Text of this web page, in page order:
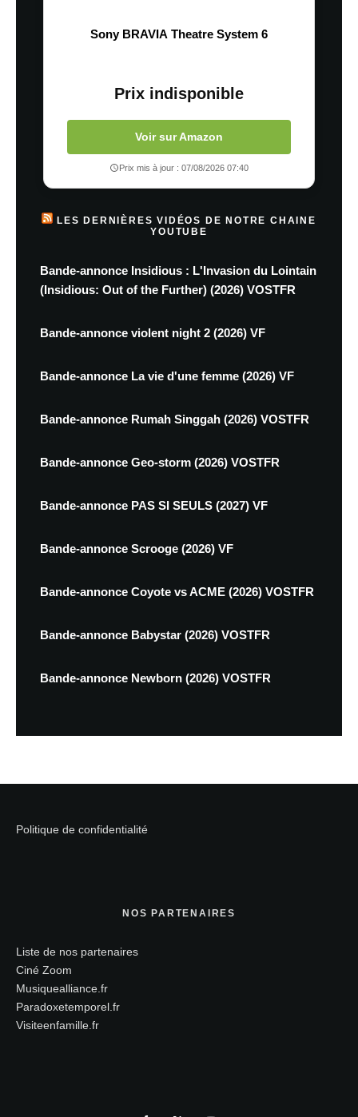
Sony BRAVIA Theatre System 6
Prix indisponible
Voir sur Amazon
Prix mis à jour : 07/08/2026 07:40
LES DERNIÈRES VIDÉOS DE NOTRE CHAINE
YOUTUBE
Bande-annonce Insidious : L'Invasion du Lointain
(Insidious: Out of the Further) (2026) VOSTFR
Bande-annonce violent night 2 (2026) VF
Bande-annonce La vie d'une femme (2026) VF
Bande-annonce Rumah Singgah (2026) VOSTFR
Bande-annonce Geo-storm (2026) VOSTFR
Bande-annonce PAS SI SEULS (2027) VF
Bande-annonce Scrooge (2026) VF
Bande-annonce Coyote vs ACME (2026) VOSTFR
Bande-annonce Babystar (2026) VOSTFR
Bande-annonce Newborn (2026) VOSTFR
Politique de confidentialité
NOS PARTENAIRES
Liste de nos partenaires
Ciné Zoom
Musiquealliance.fr
Paradoxetemporel.fr
Visiteenfamille.fr